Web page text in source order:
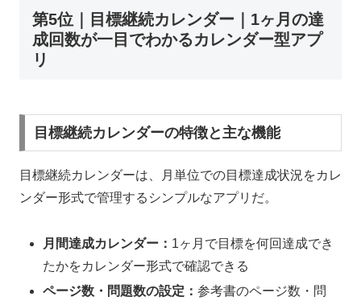
第5位｜目標継続カレンダー｜1ヶ月の達
成回数が一目でわかるカレンダー型アプ
リ
目標継続カレンダーの特徴と主な機能
目標継続カレンダーは、月単位での目標達成状況をカレ
ンダー形式で管理するシンプルなアプリだ。
月間達成カレンダー： 1ヶ月で目標を何回達成でき
たかをカレンダー形式で確認できる
ページ数・問題数の設定：参考書のページ数・問